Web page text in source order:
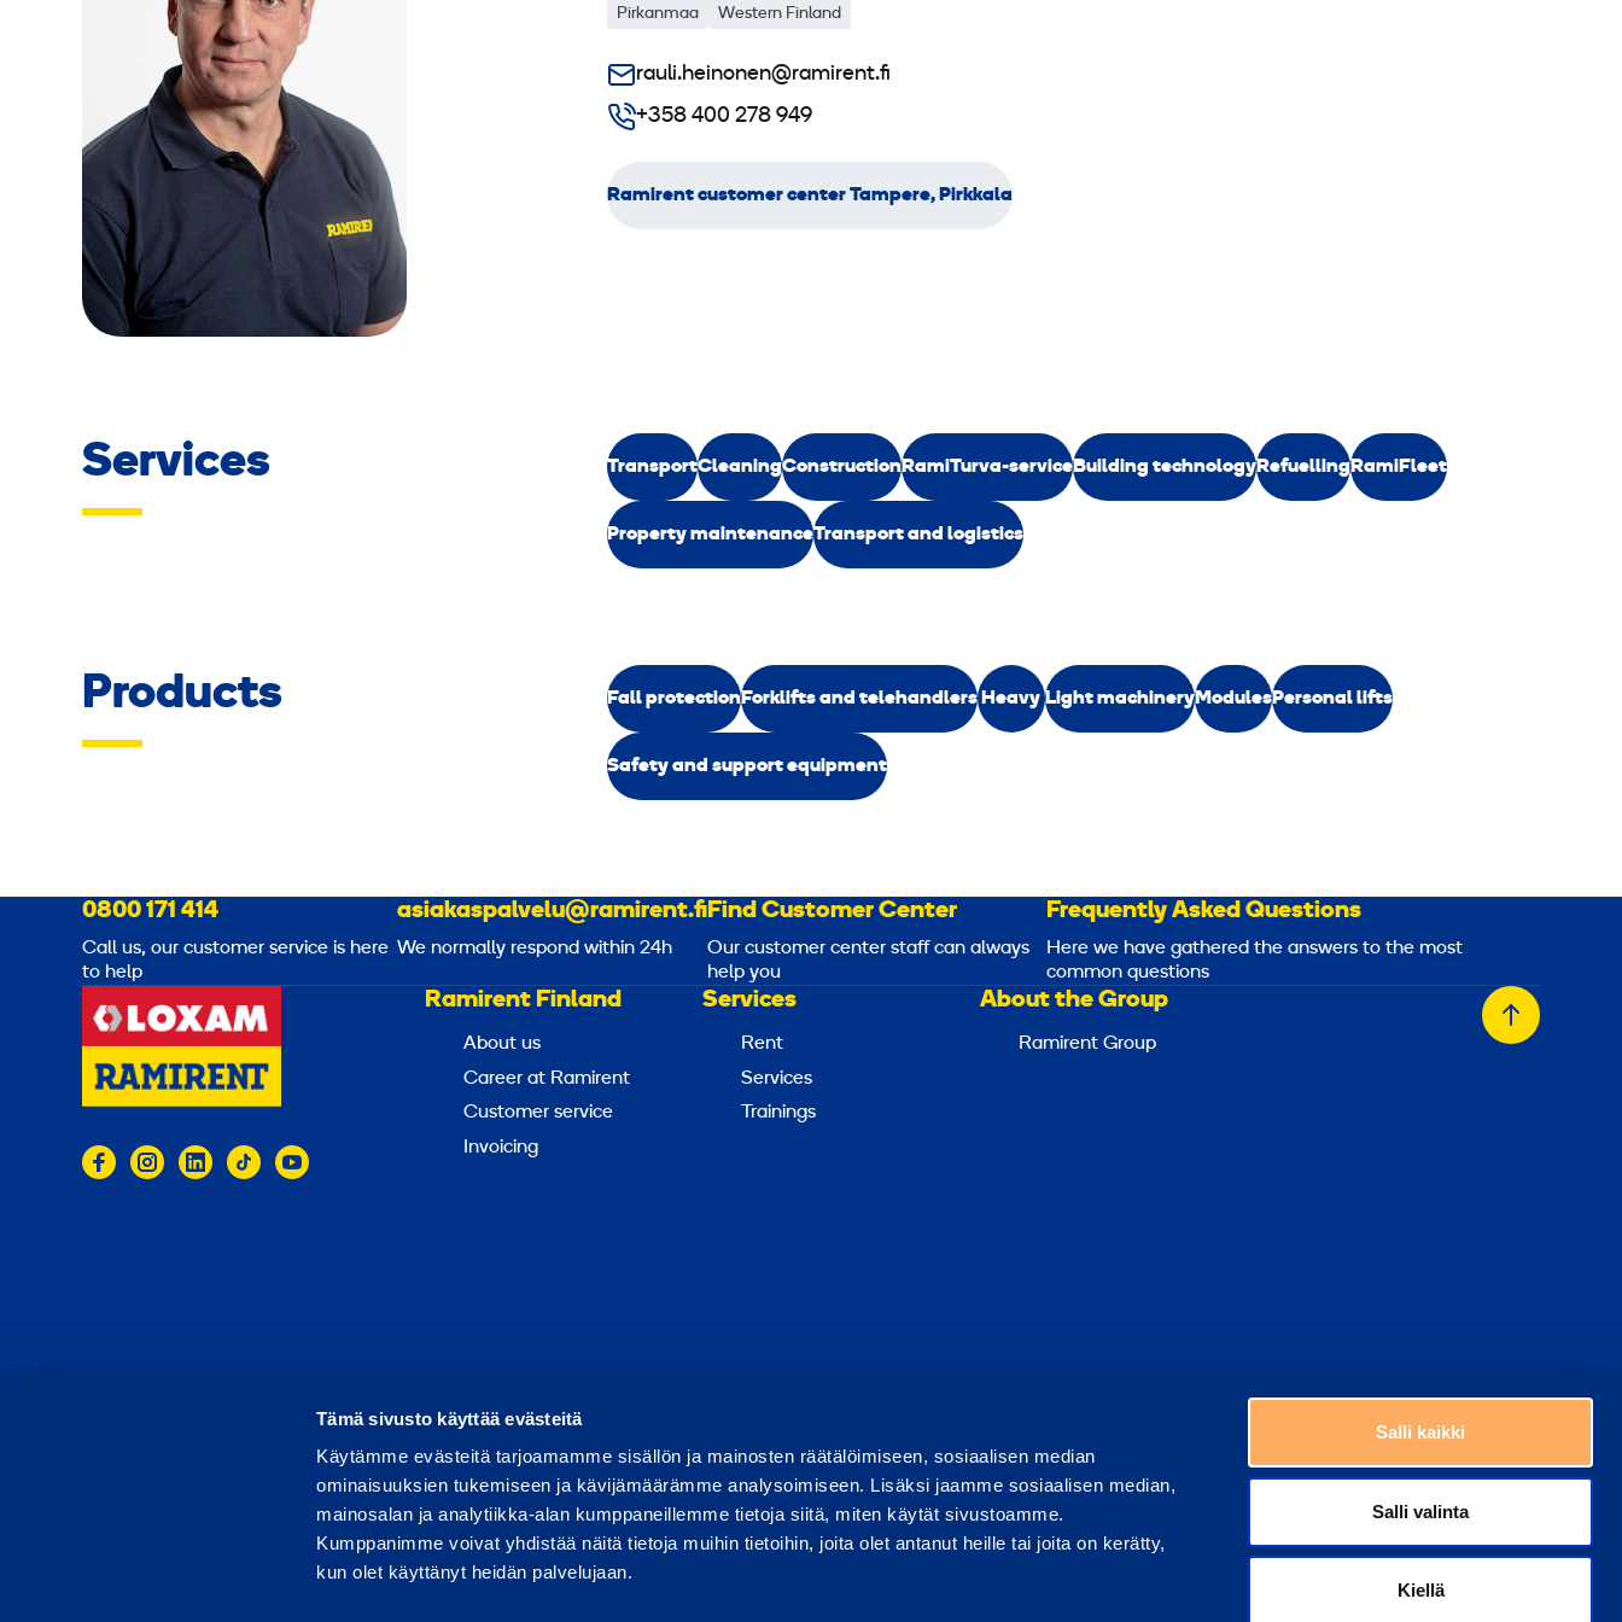
Tämä sivusto käyttää evästeitä
Käytämme evästeitä tarjoamamme sisällön ja mainosten räätälöimiseen, sosiaalisen median
ominaisuuksien tukemiseen ja kävijämäärämme analysoimiseen. Lisäksi jaamme sosiaalisen median,
mainosalan ja analytiikka-alan kumppaneillemme tietoja siitä, miten käytät sivustoamme.
Kumppanimme voivat yhdistää näitä tietoja muihin tietoihin, joita olet antanut heille tai joita on kerätty,
kun olet käyttänyt heidän palvelujaan.
Salli kaikki
Salli valinta
Kiellä
Pirkanmaa Western Finland
rauli.heinonen@ramirent.fi
+358 400 278 949
Ramirent customer center Tampere, Pirkkala
Services TransportCleaningConstructionRamiTurva-serviceBuilding technologyRefuellingRamiFleet
Property maintenanceTransport and logistics
Products Fall protectionForklifts and telehandlers Heavy Light machineryModulesPersonal lifts
Safety and support equipment
0800 171 414
Call us, our customer service is here
to help
asiakaspalvelu@ramirent.fi
We normally respond within 24h
Find Customer Center
Our customer center staff can always
help you
Frequently Asked Questions
Here we have gathered the answers to the most
common questions
Ramirent Finland
About us
Career at Ramirent
Customer service
Invoicing
Services
Rent
Services
Trainings
About the Group
Ramirent Group
Back
Terms of use Privacy notice Report abuse